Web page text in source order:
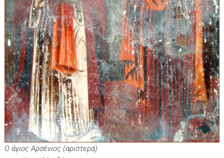
Ο άγιος Αρσένιος (αριστερά)